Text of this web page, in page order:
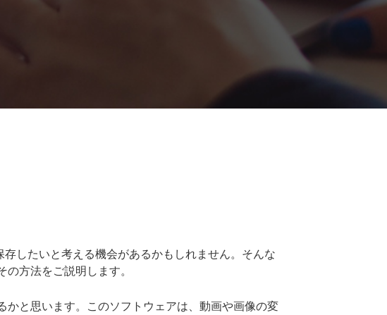
したいと考える機会があるかもしれません。そんな
方法をご説明します。
と思います。このソフトウェアは、動画や画像の変